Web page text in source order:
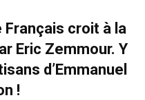
croit à la
Eric Zemmour. Y
d’Emmanuel
!